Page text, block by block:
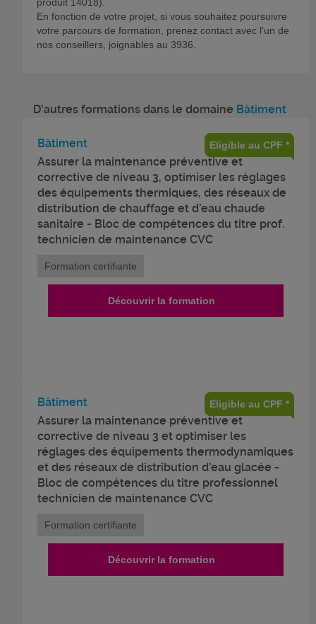
En fonction de votre projet, si vous souhaitez poursuivre
votre parcours de formation, prenez contact avec l’un de
nos conseillers, joignables au 3936.
D'autres formations dans le domaine Bâtiment
Bâtiment
Assurer la maintenance préventive et
corrective de niveau 3, optimiser les réglages
des équipements thermiques, des réseaux de
distribution de chauffage et d’eau chaude
sanitaire - Bloc de compétences du titre prof.
technicien de maintenance CVC
Eligible au CPF *
Formation certifiante
Découvrir la formation
Bâtiment
Assurer la maintenance préventive et
corrective de niveau 3 et optimiser les
réglages des équipements thermodynamiques
et des réseaux de distribution d’eau glacée -
Bloc de compétences du titre professionnel
technicien de maintenance CVC
Eligible au CPF *
Formation certifiante
Découvrir la formation